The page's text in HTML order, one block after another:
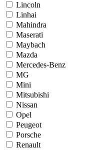
Lincoln
Linhai
Mahindra
Maserati
Maybach
Mazda
Mercedes-Benz
MG
Mini
Mitsubishi
Nissan
Opel
Peugeot
Porsche
Renault